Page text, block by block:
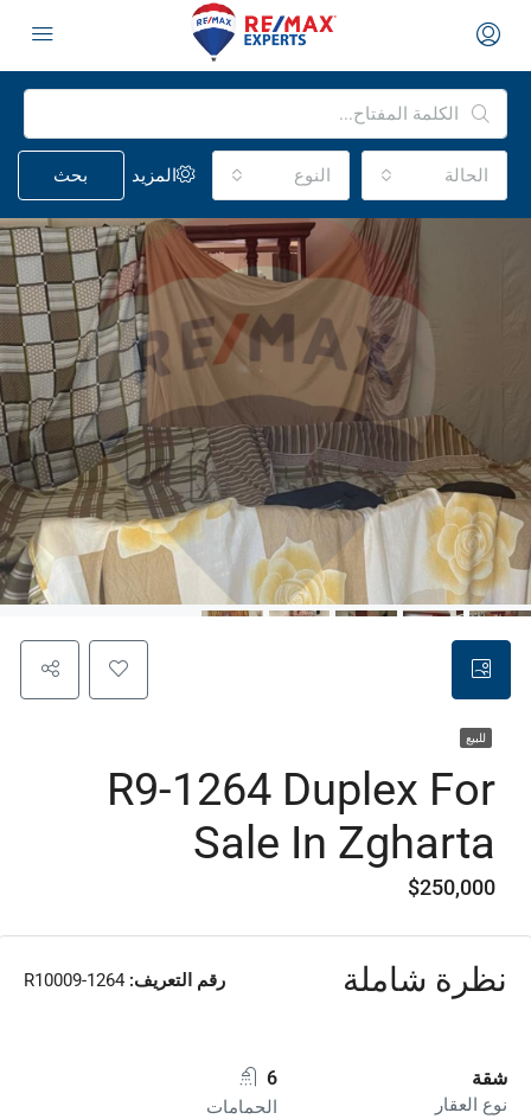
الحالة النوع المزيد بحث
للبيع
R9-1264 Duplex For
Sale In Zgharta
$250,000
نظرة شاملة رقم التعريف:
شقة
نوع العقار
6
الحمامات